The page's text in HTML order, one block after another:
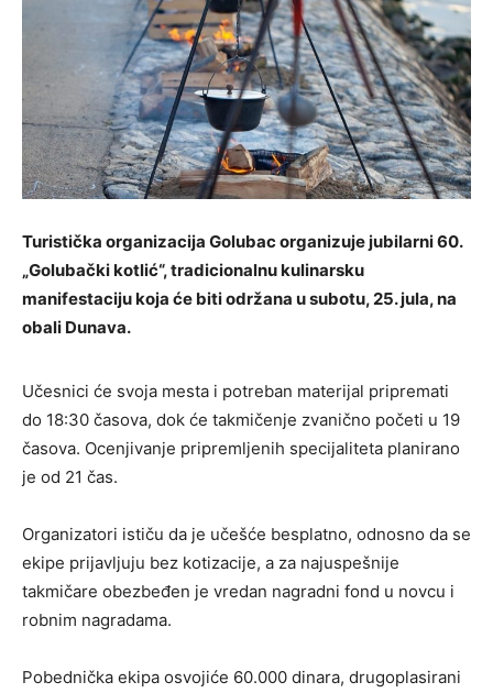
Turistička organizacija Golubac organizuje jubilarni 60.
„Golubački kotlić“, tradicionalnu kulinarsku
manifestaciju koja će biti održana u subotu, 25. jula, na
obali Dunava.
Učesnici će svoja mesta i potreban materijal pripremati
do 18:30 časova, dok će takmičenje zvanično početi u 19
časova. Ocenjivanje pripremljenih specijaliteta planirano
je od 21 čas.
Organizatori ističu da je učešće besplatno, odnosno da se
ekipe prijavljuju bez kotizacije, a za najuspešnije
takmičare obezbeđen je vredan nagradni fond u novcu i
robnim nagradama.
Pobednička ekipa osvojiće 60.000 dinara, drugoplasirani